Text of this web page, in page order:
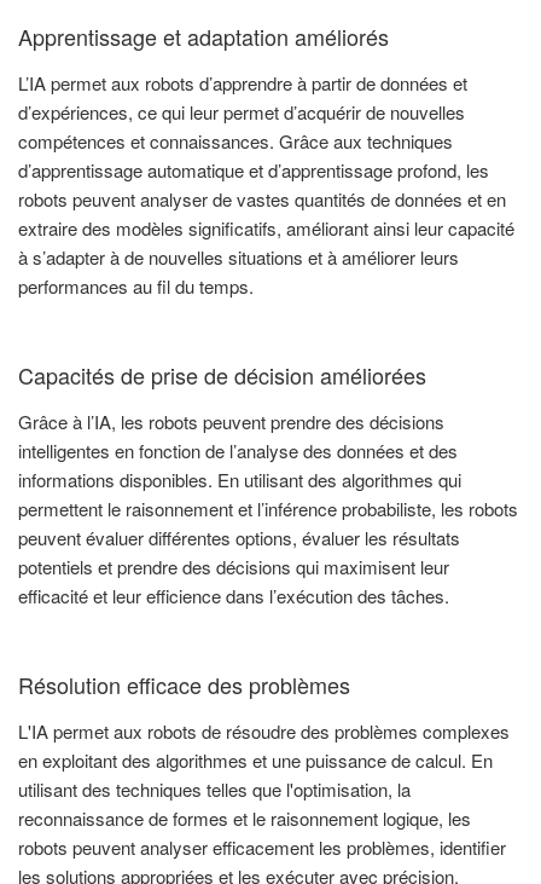
Apprentissage et adaptation améliorés
L’IA permet aux robots d’apprendre à partir de données et
d’expériences, ce qui leur permet d’acquérir de nouvelles
compétences et connaissances. Grâce aux techniques
d’apprentissage automatique et d’apprentissage profond, les
robots peuvent analyser de vastes quantités de données et en
extraire des modèles significatifs, améliorant ainsi leur capacité
à s’adapter à de nouvelles situations et à améliorer leurs
performances au fil du temps.
Capacités de prise de décision améliorées
Grâce à l’IA, les robots peuvent prendre des décisions
intelligentes en fonction de l’analyse des données et des
informations disponibles. En utilisant des algorithmes qui
permettent le raisonnement et l’inférence probabiliste, les robots
peuvent évaluer différentes options, évaluer les résultats
potentiels et prendre des décisions qui maximisent leur
efficacité et leur efficience dans l’exécution des tâches.
Résolution efficace des problèmes
L'IA permet aux robots de résoudre des problèmes complexes
en exploitant des algorithmes et une puissance de calcul. En
utilisant des techniques telles que l'optimisation, la
reconnaissance de formes et le raisonnement logique, les
robots peuvent analyser efficacement les problèmes, identifier
les solutions appropriées et les exécuter avec précision.